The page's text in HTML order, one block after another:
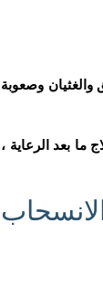
وصعوبة
بعد الرعاية ،